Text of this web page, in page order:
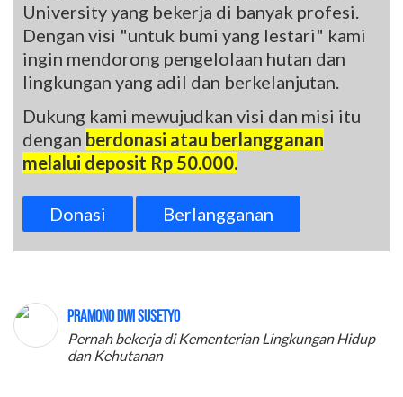
University yang bekerja di banyak profesi.
Dengan visi "untuk bumi yang lestari" kami
ingin mendorong pengelolaan hutan dan
lingkungan yang adil dan berkelanjutan.
Dukung kami mewujudkan visi dan misi itu
dengan berdonasi atau berlangganan
melalui deposit Rp 50.000.
Donasi Berlangganan
Pramono Dwi Susetyo
Pernah bekerja di Kementerian Lingkungan Hidup
dan Kehutanan